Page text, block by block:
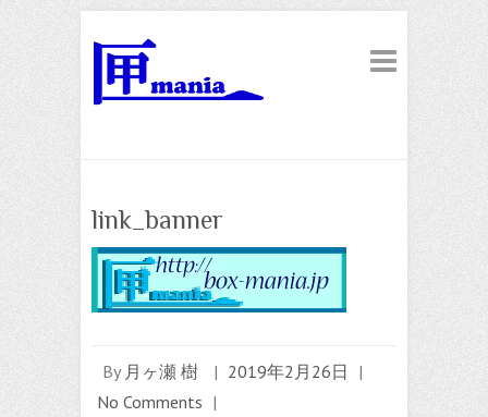
link_banner
By 月ヶ瀬 樹 | 2019年2月26日 |
No Comments |